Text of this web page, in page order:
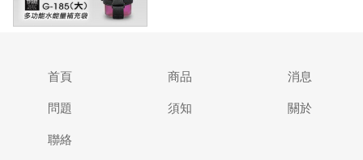
首頁 商品 消息
問題 須知 關於
聯絡